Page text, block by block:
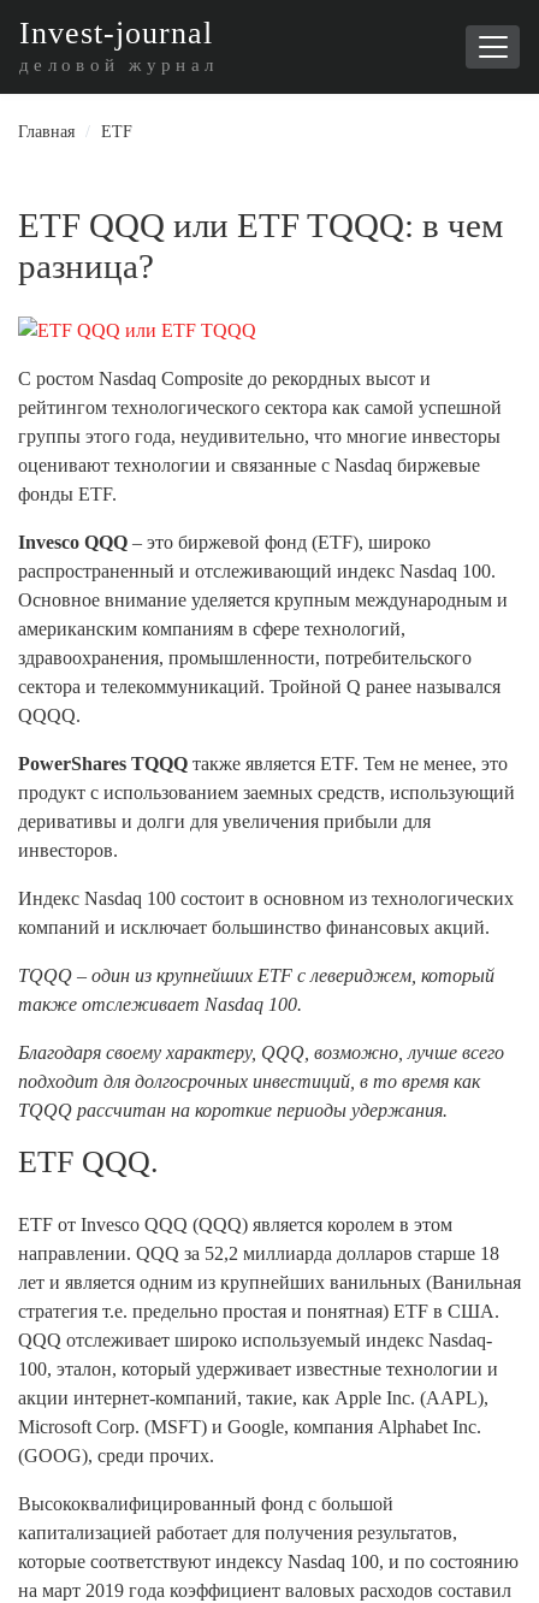
Invest-journal
деловой журнал
Главная / ETF
ETF QQQ или ETF TQQQ: в чем
разница?
С ростом Nasdaq Composite до рекордных высот и
рейтингом технологического сектора как самой успешной
группы этого года, неудивительно, что многие инвесторы
оценивают технологии и связанные с Nasdaq биржевые
фонды ETF.
Invesco QQQ – это биржевой фонд (ETF), широко
распространенный и отслеживающий индекс Nasdaq 100.
Основное внимание уделяется крупным международным и
американским компаниям в сфере технологий,
здравоохранения, промышленности, потребительского
сектора и телекоммуникаций. Тройной Q ранее назывался
QQQQ.
PowerShares TQQQ также является ETF. Тем не менее, это
продукт с использованием заемных средств, использующий
деривативы и долги для увеличения прибыли для
инвесторов.
Индекс Nasdaq 100 состоит в основном из технологических
компаний и исключает большинство финансовых акций.
TQQQ – один из крупнейших ETF с левериджем, который
также отслеживает Nasdaq 100.
Благодаря своему характеру, QQQ, возможно, лучше всего
подходит для долгосрочных инвестиций, в то время как
TQQQ рассчитан на короткие периоды удержания.
ETF QQQ.
ETF от Invesco QQQ (QQQ) является королем в этом
направлении. QQQ за 52,2 миллиарда долларов старше 18
лет и является одним из крупнейших ванильных (Ванильная
стратегия т.е. предельно простая и понятная) ETF в США.
QQQ отслеживает широко используемый индекс Nasdaq-
100, эталон, который удерживает известные технологии и
акции интернет-компаний, такие, как Apple Inc. (AAPL),
Microsoft Corp. (MSFT) и Google, компания Alphabet Inc.
(GOOG), среди прочих.
Высококвалифицированный фонд с большой
капитализацией работает для получения результатов,
которые соответствуют индексу Nasdaq 100, и по состоянию
на март 2019 года коэффициент валовых расходов составил